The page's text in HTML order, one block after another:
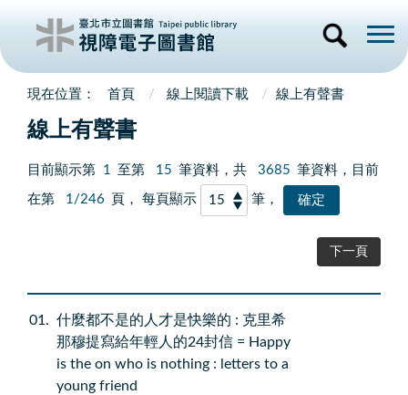
首頁 線上閱讀下載 線上有聲書
線上有聲書
目前顯示第 1 至第 15 筆資料，共 3685 筆資料，目前
在第 1/246 頁， 每頁顯示 筆，
下一頁
01
什麼都不是的人才是快樂的 : 克里希
那穆提寫給年輕人的24封信 = Happy
is the on who is nothing : letters to a
young friend